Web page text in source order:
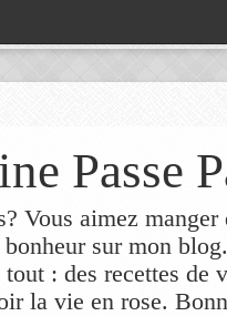
Passe
Vous aimez
sur mon
: des recettes de
la vie en rose.